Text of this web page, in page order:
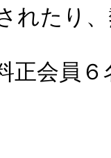
れたり
正会員